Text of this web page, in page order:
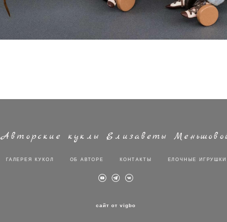
Авторские куклы Елизаветы
ГАЛЕРЕЯ КУКОЛ ОБ АВТОРЕ КОНТАКТЫ ЕЛОЧНЫЕ ИГРУШКИ
сайт от vigbo